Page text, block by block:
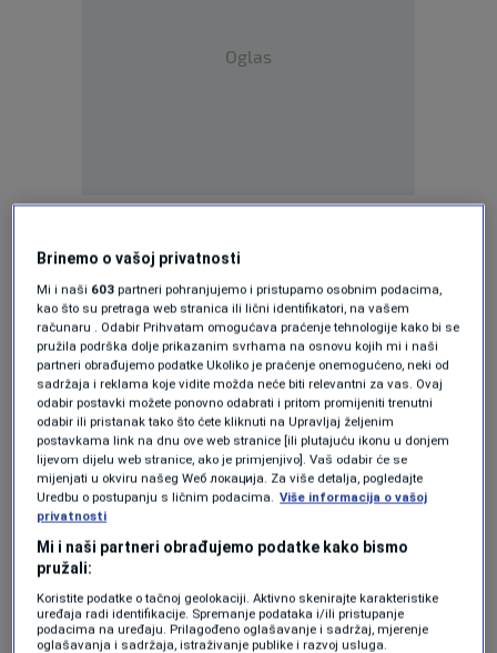
Oglas
╰┈➤Program N1 televizije možete pratiti UŽIVO
naovom linkukao i putem aplikacija
zaAndroid|iPhone/iPad,pridružite nam se i na
WhatsApp kanalu klikomovdje
╰┈➤Program N1 televizije možete pratiti UŽIVO
naovom linkukao i putem aplikacija
zaAndroid|iPhone/iPad,pridružite nam se i na
Brinemo o vašoj privatnosti
Mi i naši 603 partneri pohranjujemo i pristupamo osobnim podacima,
kao što su pretraga web stranica ili lični identifikatori, na vašem
računaru . Odabir Prihvatam omogućava praćenje tehnologije kako bi se
pružila podrška dolje prikazanim svrhama na osnovu kojih mi i naši
partneri obrađujemo podatke Ukoliko je praćenje onemogućeno, neki od
sadržaja i reklama koje vidite možda neće biti relevantni za vas. Ovaj
odabir postavki možete ponovno odabrati i pritom promijeniti trenutni
odabir ili pristanak tako što ćete kliknuti na Upravljaj željenim
postavkama link na dnu ove web stranice [ili plutajuću ikonu u donjem
lijevom dijelu web stranice, ako je primjenjivo]. Vaš odabir će se
mijenjati u okviru našeg Wеб локација. Za više detalja, pogledajte
Uredbu o postupanju s ličnim podacima. Više informacija o vašoj
privatnosti
Mi i naši partneri obrađujemo podatke kako bismo
pružali:
Koristite podatke o tačnoj geolokaciji. Aktivno skenirajte karakteristike
uređaja radi identifikacije. Spremanje podataka i/ili pristupanje
podacima na uređaju. Prilagođeno oglašavanje i sadržaj, mjerenje
oglašavanja i sadržaja, istraživanje publike i razvoj usluga.